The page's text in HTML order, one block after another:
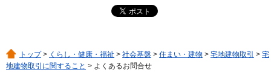
トップ> くらし・健康・福祉 > 社会基盤 > 住まい・建物 > 宅地建物取引 > 宅
地建物取引に関すること > よくあるお問合せ